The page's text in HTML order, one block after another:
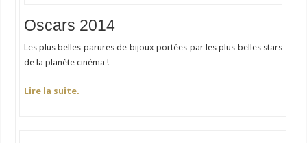
Oscars 2014
Les plus belles parures de bijoux portées par les plus belles stars
de la planète cinéma !
Lire la suite.